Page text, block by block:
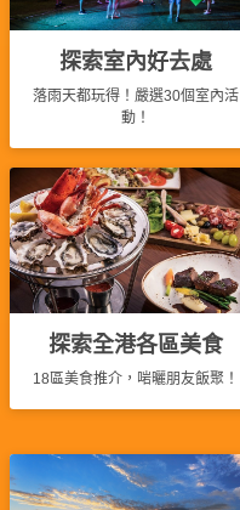
o
到
食
特
色
蛋
糕
花
束
藝
P
t
朋
友
聚
會
祝
生
日
拖
動
活
動
攻
略
會
計
劃
員
需
知
軟
件
夾
探索室內好去處
落雨天都玩得！嚴選30個室內活
動！
探索全港各區美食
18區美食推介，啱曬朋友飯聚！